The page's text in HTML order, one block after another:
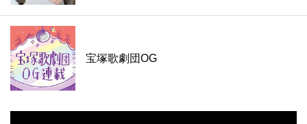
宝塚歌劇団OG